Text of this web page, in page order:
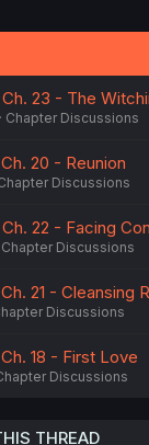
:
23 - The
Chapter Discussions
20 - Reunion
Discussions
22 - Facing
Chapter Discussions
21 - Cleansing
Discussions
18 - First Love
Discussions
THREAD